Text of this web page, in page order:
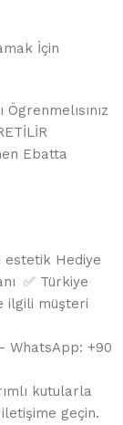
İçin
Ebatta
estetik Hediye
✅ Türkiye
ilgili müşteri
WhatsApp: +90
kutularla
geçin.